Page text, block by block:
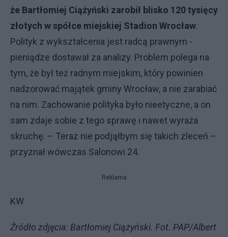
że Bartłomiej Ciążyński zarobił blisko 120 tysięcy
złotych w spółce miejskiej Stadion Wrocław.
Polityk z wykształcenia jest radcą prawnym -
pieniądze dostawał za analizy. Problem polega na
tym, że był też radnym miejskim, który powinien
nadzorować majątek gminy Wrocław, a nie zarabiać
na nim. Zachowanie polityka było nieetyczne, a on
sam zdaje sobie z tego sprawę i nawet wyraża
skruchę. – Teraz nie podjąłbym się takich zleceń –
przyznał wówczas Salonowi 24.
Reklama
KW
Źródło zdjęcia: Bartłomiej Ciążyński. Fot. PAP/Albert